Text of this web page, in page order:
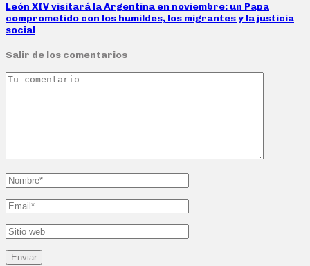
León XIV visitará la Argentina en noviembre: un Papa
comprometido con los humildes, los migrantes y la justicia
social
Salir de los comentarios